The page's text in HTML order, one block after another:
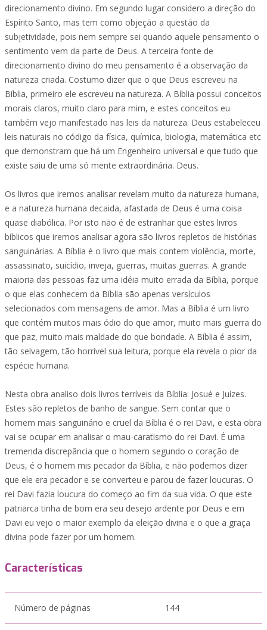
direcionamento divino. Em segundo lugar considero a direção do
Espírito Santo, mas tem como objeção a questão da
subjetividade, pois nem sempre sei quando aquele pensamento o
sentimento vem da parte de Deus. A terceira fonte de
direcionamento divino do meu pensamento é a observação da
natureza criada. Costumo dizer que o que Deus escreveu na
Bíblia, primeiro ele escreveu na natureza. A Bíblia possui conceitos
morais claros, muito claro para mim, e estes conceitos eu
também vejo manifestado nas leis da natureza. Deus estabeleceu
leis naturais no código da física, química, biologia, matemática etc
que demonstram que há um Engenheiro universal e que tudo que
existe saiu de uma só mente extraordinária. Deus.
Os livros que iremos analisar revelam muito da natureza humana,
e a natureza humana decaida, afastada de Deus é uma coisa
quase diabólica. Por isto não é de estranhar que estes livros
bíblicos que iremos analisar agora são livros repletos de histórias
sanguinárias. A Bíblia é o livro que mais contem violência, morte,
assassinato, suicídio, inveja, guerras, muitas guerras. A grande
maioria das pessoas faz uma idéia muito errada da Bíblia, porque
o que elas conhecem da Bíblia são apenas versículos
selecionados com mensagens de amor. Mas a Bíblia é um livro
que contém muitos mais ódio do que amor, muito mais guerra do
que paz, muito mais maldade do que bondade. A Bíblia é assim,
tão selvagem, tão horrível sua leitura, porque ela revela o pior da
espécie humana.
Nesta obra analiso dois livros terríveis da Bíblia: Josué e Juízes.
Estes são repletos de banho de sangue. Sem contar que o
homem mais sanguinário e cruel da Bíblia é o rei Davi, e esta obra
vai se ocupar em analisar o mau-caratismo do rei Davi. É uma
tremenda discrepância que o homem segundo o coração de
Deus, é o homem mis pecador da Bíblia, e não podemos dizer
que ele era pecador e se converteu e parou de fazer loucuras. O
rei Davi fazia loucura do começo ao fim da sua vida. O que este
patriarca tinha de bom era seu desejo ardente por Deus e em
Davi eu vejo o maior exemplo da eleição divina e o que a graça
divina pode fazer por um homem.
Características
Número de páginas 144